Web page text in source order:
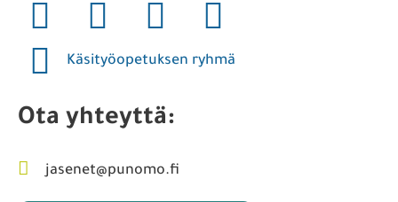
Käsityöopetuksen ryhmä
Ota yhteyttä:
jasenet@punomo.fi